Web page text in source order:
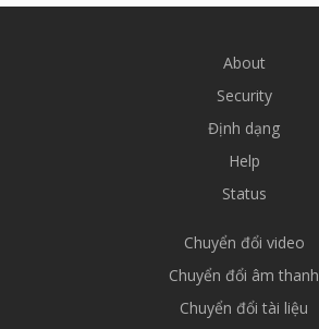
About
Security
Định dạng
Help
Status
Chuyển đổi video
Chuyển đổi âm thanh
Chuyển đổi tài liệu